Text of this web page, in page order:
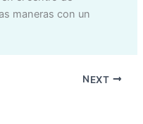
maneras con un
NEXT